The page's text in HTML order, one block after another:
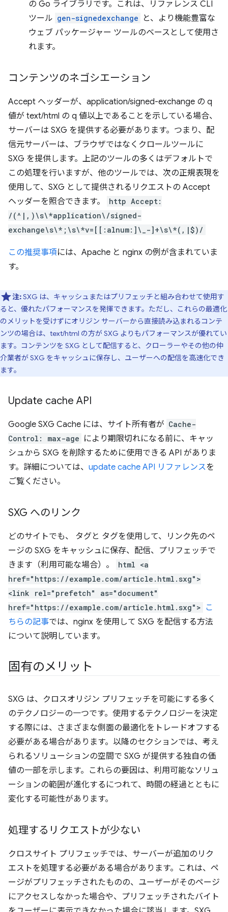
の Go ライブラリです。これは、リファレンス CLI
ツール gen-signedexchange
と、より機能豊富な
ウェブ パッケージャー ツールのベースとして使用さ
れます。
コンテンツのネゴシエーション
Accept ヘッダーが、application/signed-exchange の q
値が text/html の q 値以上であることを示している場合、
サーバーは SXG を提供する必要があります。つまり、配
信元サーバーは、ブラウザではなくクロールツールに
SXG を提供します。上記のツールの多くはデフォルトで
この処理を行いますが、他のツールでは、次の正規表現を
使用して、SXG として提供されるリクエストの Accept
ヘッダーを照合できます。
http Accept:
/(^|,)\s\*application\/signed-
exchange\s\*;\s\*v=[[:alnum:]\_-]+\s\*(,|$)/
この推奨事項には、Apache と nginx の例が含まれていま
す。
注:SXG は、キャッシュまたはプリフェッチと組み合わせて使用す
ると、優れたパフォーマンスを発揮できます。ただし、これらの最適化
のメリットを受けずにオリジン サーバーから直接読み込まれるコンテ
ンツの場合は、text/html の方が SXG よりもパフォーマンスが優れてい
ます。コンテンツを SXG として配信すると、クローラーやその他の仲
介業者が SXG をキャッシュに保存し、ユーザーへの配信を高速化でき
ます。
Update cache API
Google SXG Cache には、サイト所有者が Cache-
Control: max-age により期限切れになる前に、キャッ
シュから SXG を削除するために使用できる API がありま
す。詳細については、 update cache API リファレンスを
ご覧ください。
SXG へのリンク
どのサイトでも、 タグと タグを使用して、リンク先のペ
ージの SXG をキャッシュに保存、配信、プリフェッチで
きます（利用可能な場合）。
html <a
href="https://example.com/article.html.sxg">
<link rel="prefetch" as="document"
href="https://example.com/article.html.sxg"> こ
ちらの記事では、nginx を使用して SXG を配信する方法
について説明しています。
固有のメリット
SXG は、クロスオリジン プリフェッチを可能にする多く
のテクノロジーの一つです。使用するテクノロジーを決定
する際には、さまざまな側面の最適化をトレードオフする
必要がある場合があります。以降のセクションでは、考え
られるソリューションの空間で SXG が提供する独自の価
値の一部を示します。これらの要因は、利用可能なソリュ
ーションの範囲が進化するにつれて、時間の経過とともに
変化する可能性があります。
処理するリクエストが少ない
クロスサイト プリフェッチでは、サーバーが追加のリク
エストを処理する必要がある場合があります。これは、ペ
ージがプリフェッチされたものの、ユーザーがそのページ
にアクセスしなかった場合や、プリフェッチされたバイト